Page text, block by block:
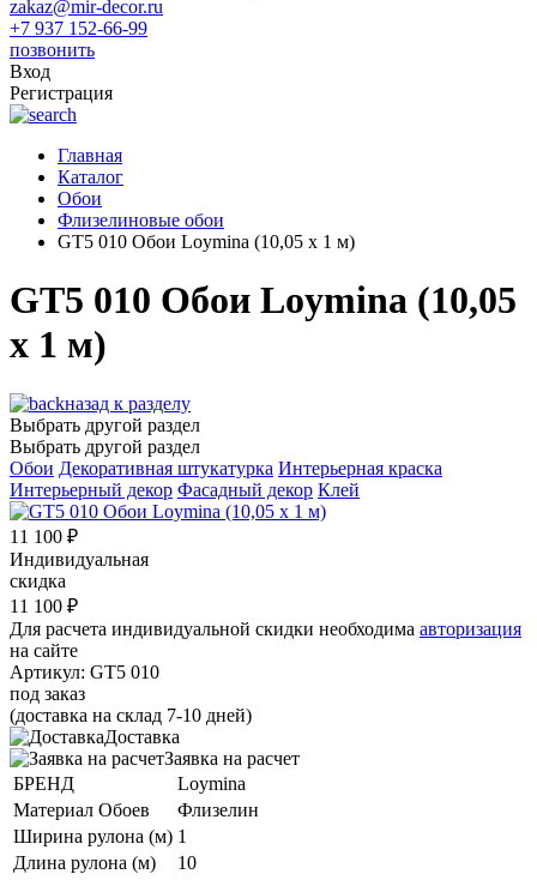
zakaz@mir-decor.ru
+7 937 152-66-99
позвонить
Вход
Регистрация
Главная
Каталог
Обои
Флизелиновые обои
GT5 010 Обои Loymina (10,05 х 1 м)
GT5 010 Обои Loymina (10,05
х 1 м)
назад к разделу
Выбрать другой раздел
Выбрать другой раздел
Обои Декоративная штукатурка Интерьерная краска
Интерьерный декор Фасадный декор Клей
11 100 ₽
Индивидуальная
скидка
11 100 ₽
Для расчета индивидуальной скидки необходима авторизация
на сайте
Артикул: GT5 010
под заказ
(доставка на склад 7-10 дней)
Доставка
Заявка на расчет
БРЕНД
Loymina
Материал Обоев
Флизелин
Ширина рулона (м) 1
Длина рулона (м)
10